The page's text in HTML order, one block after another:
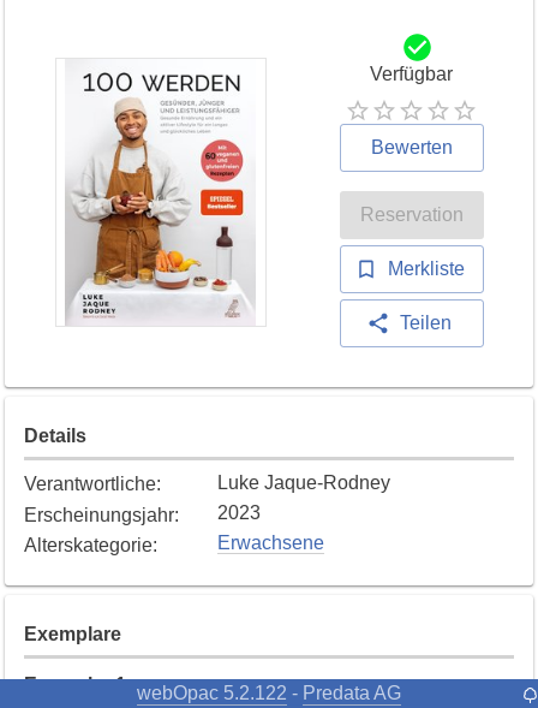
Verfügbar
Bewerten
Reservation
Merkliste
Teilen
Details
Verantwortliche:
Luke Jaque-Rodney
Erscheinungsjahr:
2023
Alterskategorie: Erwachsene
Exemplare
Exemplar 1 webOpac 5.2.122 - Predata AG